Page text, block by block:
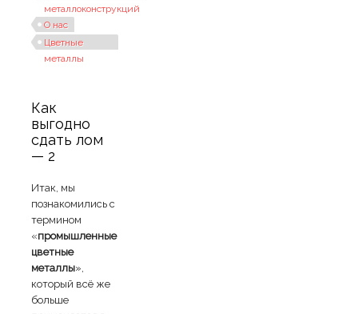
металлоконструкций
О нас
Цветные
металлы
Как
выгодно
сдать лом
— 2
Итак, мы
познакомились с
термином
«промышленные
цветные
металлы»,
который всё же
больше